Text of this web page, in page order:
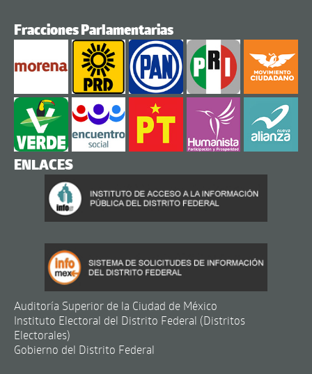
Fracciones Parlamentarias
ENLACES
Auditoría Superior de la Ciudad de México
Instituto Electoral del Distrito Federal (Distritos
Electorales)
Gobierno del Distrito Federal